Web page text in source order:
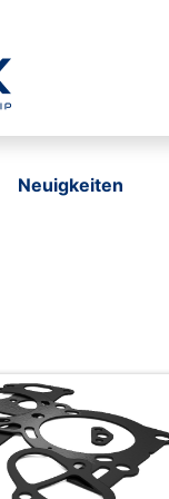
Neuigkeiten